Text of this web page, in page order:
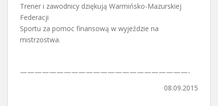
Trener i zawodnicy dziękują Warmińsko-Mazurskiej
Federacji
Sportu za pomoc finansową w wyjeździe na
mistrzostwa.
———————————————————————-
08.09.2015